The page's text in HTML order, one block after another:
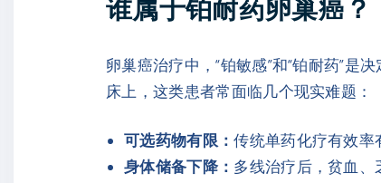
谁属于铂耐药卵巢癌？
卵巢癌治疗中，“铂敏感”和“铂耐药”
床上，这类患者常面临几个现实难题：
可选药物有限：传统单药化疗有效率
身体储备下降： 多线治疗后，贫血、